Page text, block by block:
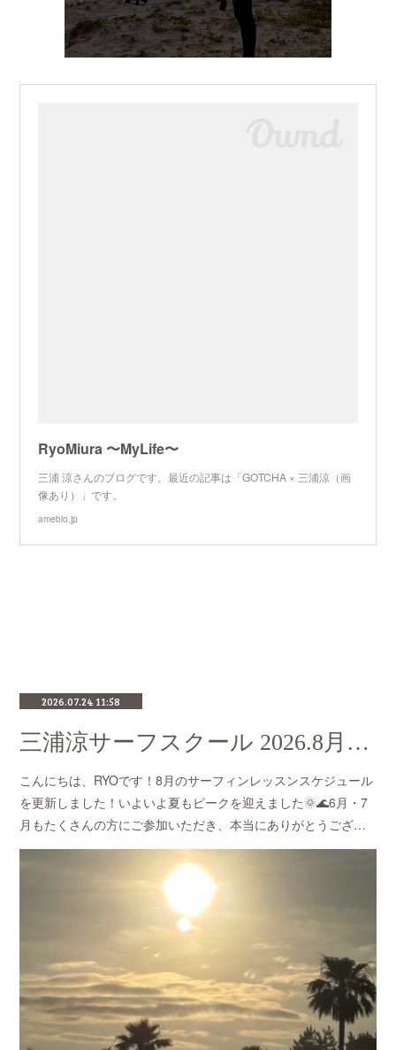
RyoMiura 〜MyLife〜
三浦 涼さんのブログです。最近の記事は「GOTCHA × 三浦涼（画
像あり）」です。
ameblo.jp
2026.07.24 11:58
三浦涼サーフスクール 2026.8月のスケジュール
こんにちは、RYOです！8月のサーフィンレッスンスケジュール
を更新しました！いよいよ夏もピークを迎えました🌞🌊6月・7
月もたくさんの方にご参加いただき、本当にありがとうござ…